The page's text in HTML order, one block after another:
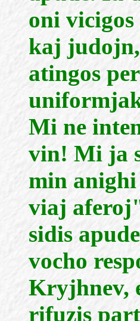
oni
kaj
atingos
Mi ne
vin! Mi ja
min
viaj
sidis
vocho
Kryjhnev,
rifuzis